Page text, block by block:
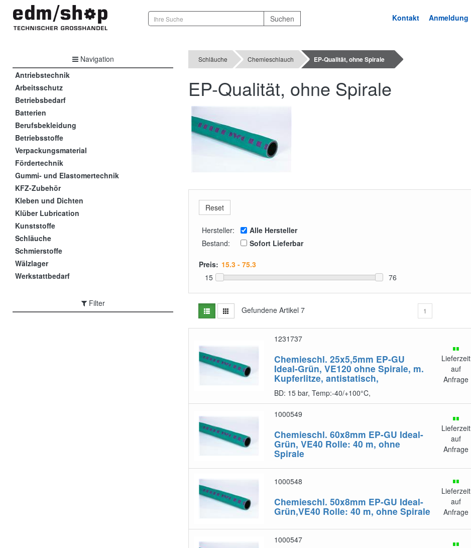
Kontakt Anmeldung
Navigation
Antriebstechnik
Arbeitsschutz
Betriebsbedarf
Batterien
Berufsbekleidung
Betriebsstoffe
Verpackungsmaterial
Fördertechnik
Gummi- und Elastomertechnik
KFZ-Zubehör
Kleben und Dichten
Klüber Lubrication
Kunststoffe
Schläuche
Schmierstoffe
Wälzlager
Werkstattbedarf
Filter
Schläuche Chemieschlauch EP-Qualität, ohne Spirale
EP-Qualität, ohne Spirale
Hersteller:
Alle Hersteller
Bestand:
Sofort Lieferbar
Preis:
15
76
Gefundene Artikel 7 1
1231737
Chemieschl. 25x5,5mm EP-GU
Ideal-Grün, VE120 ohne Spirale, m.
Kupferlitze, antistatisch,
BD: 15 bar, Temp:-40/+100°C,
Lieferzeit
auf
Anfrage
1000549
Chemieschl. 60x8mm EP-GU Ideal-
Grün, VE40 Rolle: 40 m, ohne
Spirale
Lieferzeit
auf
Anfrage
1000548
Chemieschl. 50x8mm EP-GU Ideal-
Grün,VE40 Rolle: 40 m, ohne Spirale
Lieferzeit
auf
Anfrage
1000547